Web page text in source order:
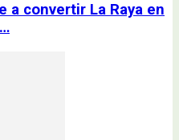
a convertir La Raya en